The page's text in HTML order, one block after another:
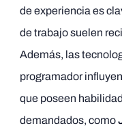
de experiencia es
de trabajo suelen
Además, las
programador
que poseen
demandados, como